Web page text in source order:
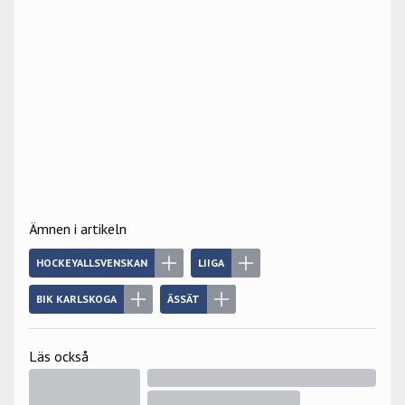
Ämnen i artikeln
HOCKEYALLSVENSKAN LIIGA
BIK KARLSKOGA ÄSSÄT
Läs också